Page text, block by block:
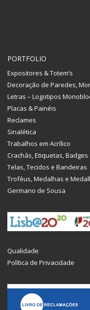
PORTFOLIO
Expositores & Totem’s
Decoração de Paredes,
Letras – Logotipos
Placas & Painéis
Reclames
Sinalética
Trabalhos em Acrílico
Crachás, Etiquetas, Badges
Telas, Tecidos e Bandeiras
Troféus, Medalhas e
Germano de Sousa
Qualidade
Política de Privacidade